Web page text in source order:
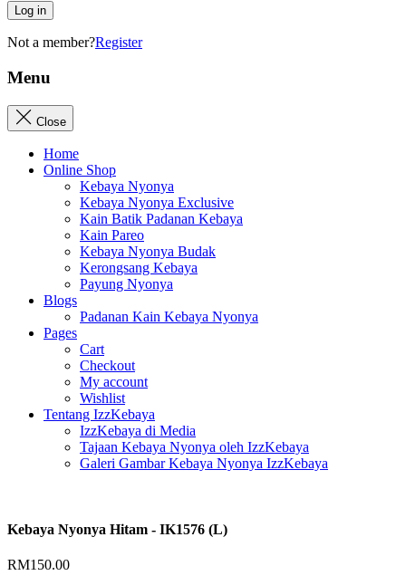
Log in
Not a member?Register
Menu
Close
Home
Online Shop
Kebaya Nyonya
Kebaya Nyonya Exclusive
Kain Batik Padanan Kebaya
Kain Pareo
Kebaya Nyonya Budak
Kerongsang Kebaya
Payung Nyonya
Blogs
Padanan Kain Kebaya Nyonya
Pages
Cart
Checkout
My account
Wishlist
Tentang IzzKebaya
IzzKebaya di Media
Tajaan Kebaya Nyonya oleh IzzKebaya
Galeri Gambar Kebaya Nyonya IzzKebaya
Kebaya Nyonya Hitam - IK1576 (L)
RM150.00